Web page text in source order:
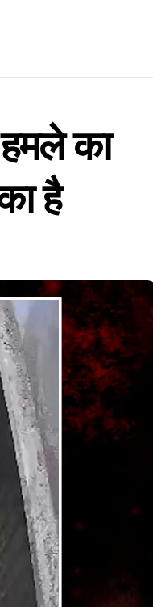
हमले का
है